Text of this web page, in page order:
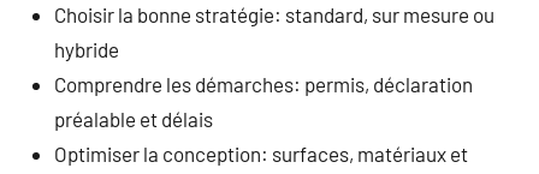
Choisir la bonne stratégie: standard, sur mesure ou
hybride
Comprendre les démarches: permis, déclaration
préalable et délais
Optimiser la conception: surfaces, matériaux et